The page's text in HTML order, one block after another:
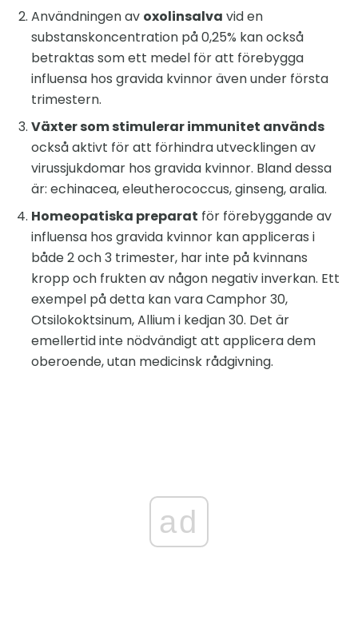
Användningen av oxolinsalva vid en
substanskoncentration på 0,25% kan också
betraktas som ett medel för att förebygga
influensa hos gravida kvinnor även under första
trimestern.
Växter som stimulerar immunitet används
också aktivt för att förhindra utvecklingen av
virussjukdomar hos gravida kvinnor. Bland dessa
är: echinacea, eleutherococcus, ginseng, aralia.
Homeopatiska preparat för förebyggande av
influensa hos gravida kvinnor kan appliceras i
både 2 och 3 trimester, har inte på kvinnans
kropp och frukten av någon negativ inverkan. Ett
exempel på detta kan vara Camphor 30,
Otsilokoktsinum, Allium i kedjan 30. Det är
emellertid inte nödvändigt att applicera dem
oberoende, utan medicinsk rådgivning.
ad